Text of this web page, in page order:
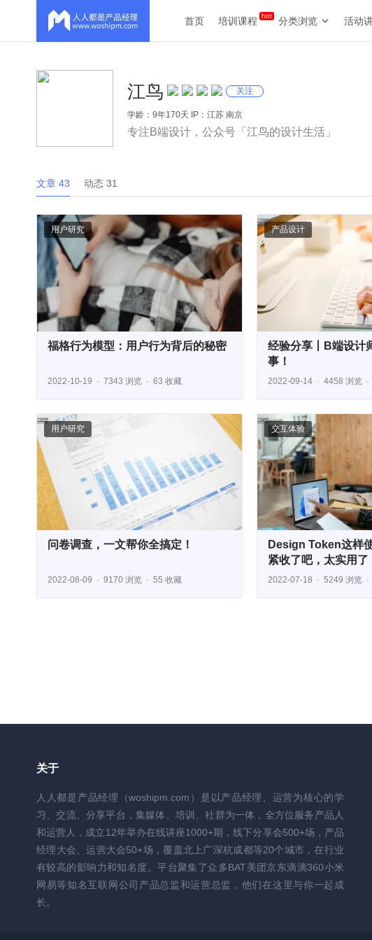
首页 培训课程 分类浏览 活动
江鸟 关注
学龄：9年170天 IP：江苏 南京
专注B端设计，公众号「江鸟的设计生活」
文章 43 动态 31
用户研究
福格行为模型：用户行为背后的秘密
2022-10-19 7343 浏览 63 收藏
产品设计
经验分享丨B端设计
事！
2022-09-14 4458 浏览
用户研究
问卷调查，一文帮你全搞定！
2022-08-09 9170 浏览 55 收藏
交互体验
Design Token这样
紧收了吧，太实用了
2022-07-18 5249 浏览
关于
人人都是产品经理（woshipm.com）是以产品经理、运营为核心的学
习、交流、分享平台，集媒体、培训、社群为一体，全方位服务产品人
和运营人，成立12年举办在线讲座1000+期，线下分享会500+场，产品
经理大会、运营大会50+场，覆盖北上广深杭成都等20个城市，在行业
有较高的影响力和知名度。平台聚集了众多BAT美团京东滴滴360小米
网易等知名互联网公司产品总监和运营总监，他们在这里与你一起成
长。